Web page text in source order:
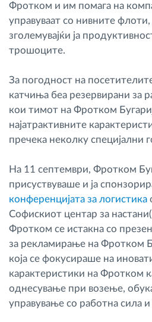
Фротком и им помага на
управуваат со нивните
зголемувајќи ја
трошоците.
За погодност на
катчиња беа резервирани за
кои тимот на Фротком
најатрактивните
пречека неколку специјални
На 11 септември, Фротком
присуствуваше и ја
конференцијата за логистика
Софискиот центар за
Фротком се истакна со
за рекламирање на Фротком
која се фокусираше на
карактеристики на Фротком
однесување при возење,
управување со работна сила и